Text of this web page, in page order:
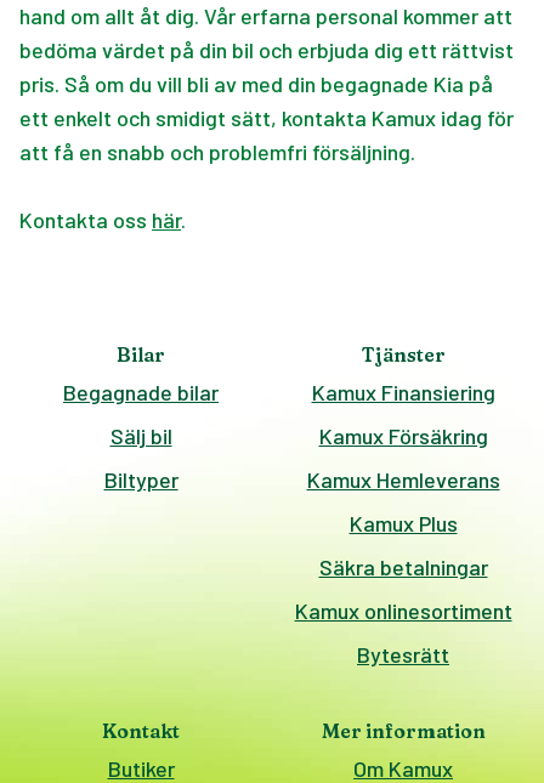
hand om allt åt dig. Vår erfarna personal kommer att
bedöma värdet på din bil och erbjuda dig ett rättvist
pris. Så om du vill bli av med din begagnade Kia på
ett enkelt och smidigt sätt, kontakta Kamux idag för
att få en snabb och problemfri försäljning.
Kontakta oss här.
Bilar
Begagnade bilar
Sälj bil
Biltyper
Tjänster
Kamux Finansiering
Kamux Försäkring
Kamux Hemleverans
Kamux Plus
Säkra betalningar
Kamux onlinesortiment
Bytesrätt
Kontakt
Butiker
Mer information
Om Kamux